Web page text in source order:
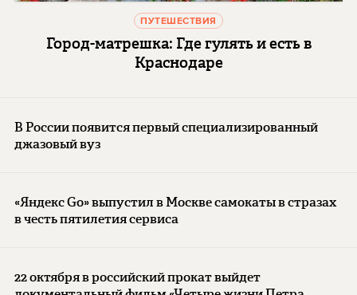
ПУТЕШЕСТВИЯ
Город-матрешка: Где гулять и есть в
Краснодаре
В России появится первый специализированный
джазовый вуз
«Яндекс Go» выпустил в Москве самокаты в стразах
в честь пятилетия сервиса
22 октября в российский прокат выйдет